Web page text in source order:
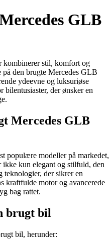
GLB
kombinerer stil, komfort og
den brugte Mercedes GLB
ydeevne og luksuriøse
der ønsker en
Mercedes GLB
populære modeller på markedet,
ikke kun elegant og stilfuld, den
der sikrer en
kraftfulde motor og avancerede
bag rattet.
brugt bil
bil, herunder: